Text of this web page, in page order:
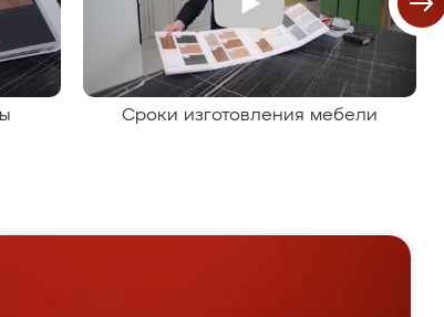
Сроки изготовления мебели